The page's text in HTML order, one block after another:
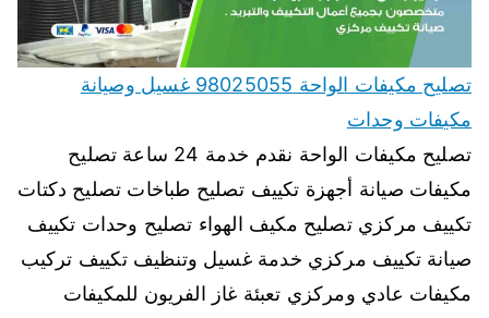
تصليح مكيفات الواحة 98025055 غسيل وصيانة
مكيفات وحدات
تصليح مكيفات الواحة نقدم خدمة 24 ساعة تصليح
مكيفات صيانة أجهزة تكييف تصليح طباخات تصليح دكتات
تكييف مركزي تصليح مكيف الهواء تصليح وحدات تكييف
صيانة تكييف مركزي خدمة غسيل وتنظيف تكييف تركيب
مكيفات عادي ومركزي تعبئة غاز الفريون للمكيفات